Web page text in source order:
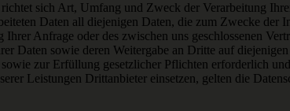
sich Art, Umfang und Zweck der Verarbeitung
Daten all diejenigen Daten, die zum Zwecke der
Anfrage oder des zwischen uns geschlossenen
Daten sowie deren Weitergabe an Dritte auf
zur Erfüllung gesetzlicher Pflichten erforderlich
Leistungen Drittanbieter einsetzen, gelten die